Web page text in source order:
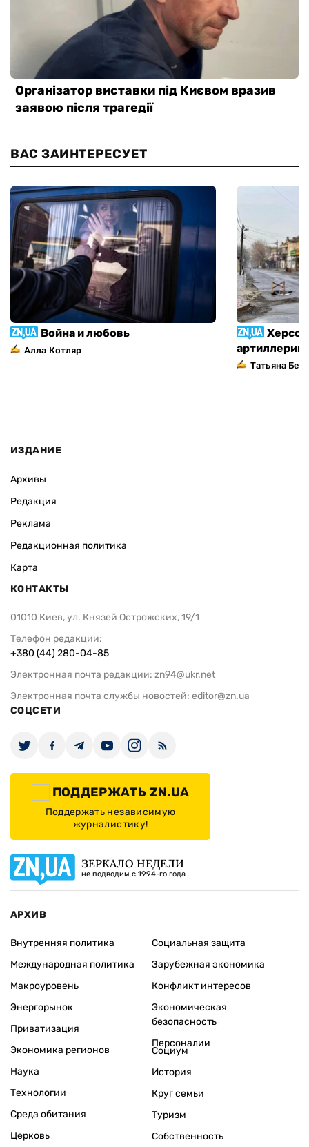
ВАС ЗАИНТЕРЕСУЕТ
Война и любовь
Алла Котляр
Татьяна
ИЗДАНИЕ
Архивы
Редакция
Реклама
Редакционная политика
Карта
КОНТАКТЫ
01010 Киев, ул. Князей Острожских, 19/1
Телефон редакции:
+380 (44) 280-04-85
Электронная почта редакции: zn94@ukr.net
Электронная почта службы новостей: editor@zn.ua
СОЦСЕТИ
ПОДДЕРЖАТЬ ZN.UA
Поддержать независимую
журналистику!
ЗЕРКАЛО НЕДЕЛИ
не подводим с 1994-го года
АРХИВ
Внутренняя политика
Международная политика
Макроуровень
Энергорынок
Приватизация
Экономика регионов
Социальная защита
Зарубежная экономика
Конфликт интересов
Экономическая
безопасность
Персоналии
Наука
Технологии
Среда обитания
Церковь
Социум
История
Круг семьи
Туризм
Собственность